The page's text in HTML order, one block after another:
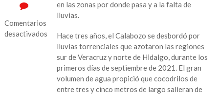
Comentarios
desactivados
en las zonas por donde pasa y a la falta de
lluvias.
Hace tres años, el Calabozo se desbordó por
lluvias torrenciales que azotaron las regiones
sur de Veracruz y norte de Hidalgo, durante los
primeros días de septiembre de 2021. El gran
volumen de agua propició que cocodrilos de
entre tres y cinco metros de largo salieran de